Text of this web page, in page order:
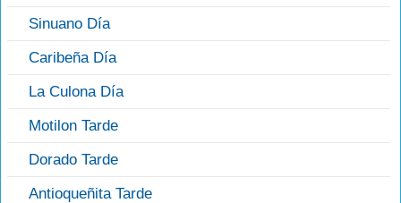
Sinuano Día
Caribeña Día
La Culona Día
Motilon Tarde
Dorado Tarde
Antioqueñita Tarde